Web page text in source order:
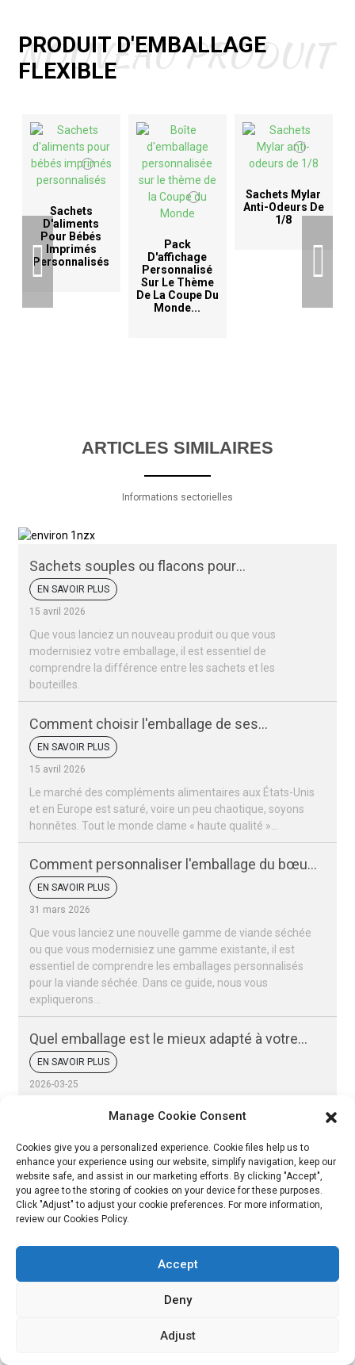
PRODUIT D'EMBALLAGE
FLEXIBLE
NOUVEAU PRODUIT
Sachets
D'aliments
Pour Bébés
Imprimés
Personnalisés
Pack
D'affichage
Personnalisé
Sur Le Thème
De La Coupe Du
Monde...
Sachets Mylar
Anti-Odeurs De
1/8
ARTICLES SIMILAIRES
Informations sectorielles
Sachets souples ou flacons pour
compléments alimentaires : lequel est le
meilleur ?
EN SAVOIR PLUS
15 avril 2026
Que vous lanciez un nouveau produit ou que vous
modernisiez votre emballage, il est essentiel de
comprendre la différence entre les sachets et les
bouteilles.
Comment choisir l'emballage de ses
compléments alimentaires ?
EN SAVOIR PLUS
15 avril 2026
Le marché des compléments alimentaires aux États-Unis
et en Europe est saturé, voire un peu chaotique, soyons
honnêtes. Tout le monde clame « haute qualité »…
Comment personnaliser l'emballage du bœuf
séché
EN SAVOIR PLUS
31 mars 2026
Que vous lanciez une nouvelle gamme de viande séchée
ou que vous modernisiez une gamme existante, il est
essentiel de comprendre les emballages personnalisés
pour la viande séchée. Dans ce guide, nous vous
expliquerons…
Quel emballage est le mieux adapté à votre
marque de bœuf séché ?
EN SAVOIR PLUS
2026-03-25
restent fraîches et savoureuses, tandis que d'autres
perdent leur saveur ou sèchent rapidement ? La
différence réside souvent dans l'emballage. Un bon
emballage…
Manage Cookie Consent
Cookies give you a personalized experience. Cookie files help us to
enhance your experience using our website, simplify navigation, keep our
website safe, and assist in our marketing efforts. By clicking "Accept",
you agree to the storing of cookies on your device for these purposes.
Click "Adjust" to adjust your cookie preferences. For more information,
review our Cookies Policy.
Accept
Deny
Adjust